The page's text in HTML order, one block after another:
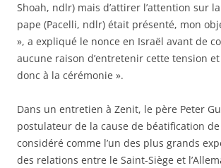
Shoah, ndlr) mais d’attirer l’attention sur
pape (Pacelli, ndlr) était présenté, mon
», a expliqué le nonce en Israël avant de
aucune raison d’entretenir cette tension
donc à la cérémonie ».
Dans un entretien à Zenit, le père Peter
postulateur de la cause de béatification de
considéré comme l’un des plus grands
des relations entre le Saint-Siège et